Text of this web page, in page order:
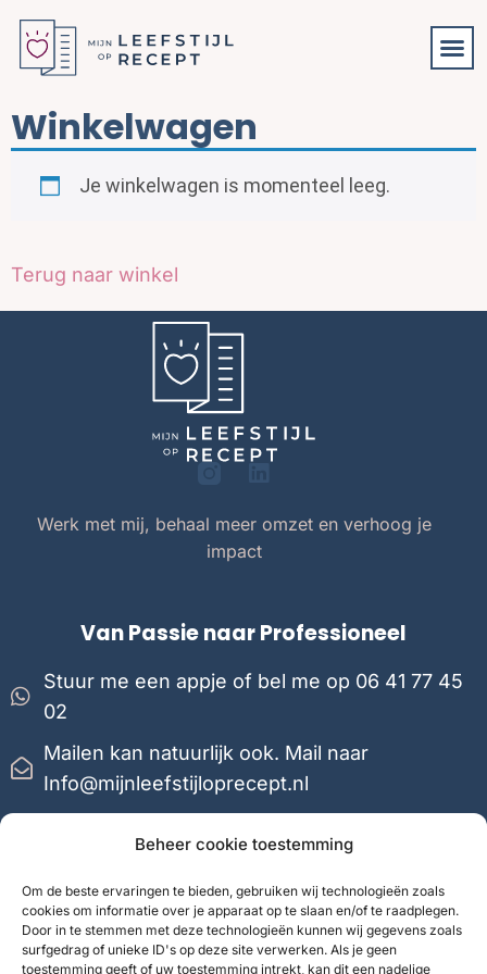
Beheer cookie toestemming
Om de beste ervaringen te bieden, gebruiken wij technologieën zoals
cookies om informatie over je apparaat op te slaan en/of te raadplegen.
Door in te stemmen met deze technologieën kunnen wij gegevens zoals
surfgedrag of unieke ID's op deze site verwerken. Als je geen
toestemming geeft of uw toestemming intrekt, kan dit een nadelige
Winkelwagen
Je winkelwagen is momenteel leeg.
Terug naar winkel
Werk met mij, behaal meer omzet en verhoog je
impact
Van Passie naar Professioneel
Stuur me een appje of bel me op 06 41 77 45
02
Mailen kan natuurlijk ook. Mail naar
Info@mijnleefstijloprecept.nl
Mijn team of ik reageren binnen 24 uur
Favorieten